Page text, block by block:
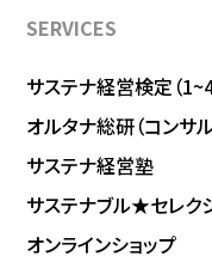
SERVICES
サステナ経営検定（1~4
オルタナ総研（コンサル
サステナ経営塾
サステナブル★セレク
オンラインショップ